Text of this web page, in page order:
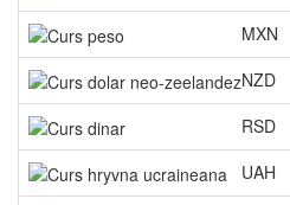
MXN
NZD
RSD
UAH